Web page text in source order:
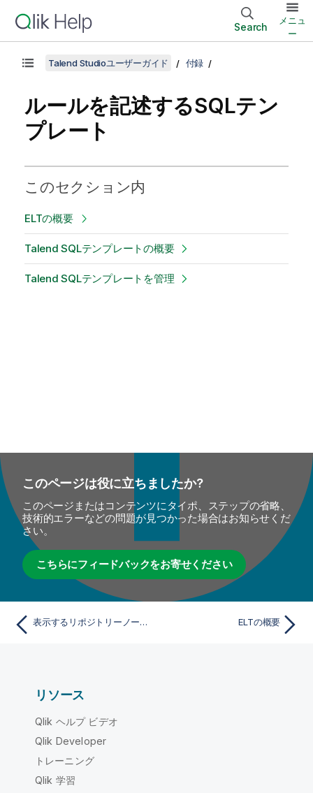
Search
メニュ
ー
Talend Studioユーザーガイド 付録
ルールを記述するSQLテン
プレート
このセクション内
ELTの概要
Talend SQLテンプレートの概要
Talend SQLテンプレートを管理
このページは役に立ちましたか?
このページまたはコンテンツにタイポ、ステップの省略、
技術的エラーなどの問題が見つかった場合はお知らせくだ
さい。
こちらにフィードバックをお寄せください
表示するリポジトリーノードの選択 ELTの概要
リソース
Qlik ヘルプ ビデオ
Qlik Developer
トレーニング
Qlik 学習